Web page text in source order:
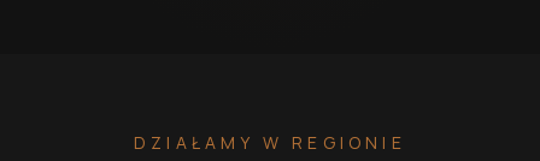
DZIAŁAMY W REGIONIE